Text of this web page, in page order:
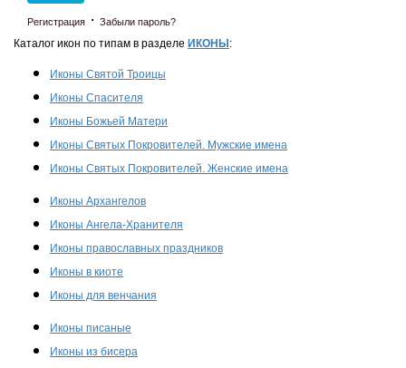
Регистрация · Забыли пароль?
Каталог икон по типам в разделе ИКОНЫ :
Иконы Святой Троицы
Иконы Спасителя
Иконы Божьей Матери
Иконы Святых Покровителей. Мужские имена
Иконы Святых Покровителей. Женские имена
Иконы Архангелов
Иконы Ангела-Хранителя
Иконы православных праздников
Иконы в киоте
Иконы для венчания
Иконы писаные
Иконы из бисера